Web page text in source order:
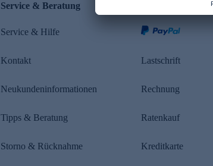
Service & Beratung
Service & Hilfe
Kontakt
Neukundeninformationen
Tipps & Beratung
Storno & Rücknahme
Lastschrift
Rechnung
Ratenkauf
Kreditkarte